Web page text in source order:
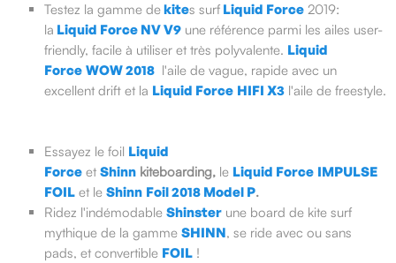
Testez la gamme dekites surf Liquid Force 2019:
la Liquid Force NV V9 une référence parmi les ailes user-
friendly, facile à utiliser et très polyvalente. Liquid
Force WOW 2018 l'aile de vague, rapide avec un
excellent drift et la Liquid Force HIFI X3 l'aile de freestyle.
Essayez le foil Liquid
Force et Shinn kiteboarding, le Liquid Force IMPULSE
FOIL et le Shinn Foil 2018 Model P.
Ridez l'indémodable Shinster une board de kite surf
mythique de la gamme SHINN, se ride avec ou sans
pads, et convertible FOIL !